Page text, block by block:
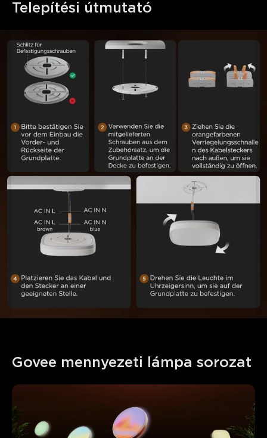
Telepítési útmutató
Govee mennyezeti lámpa sorozat